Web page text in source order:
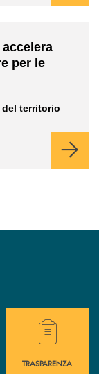
per le
territorio
immediata?
Hai bisogno di
TRASPARENZA